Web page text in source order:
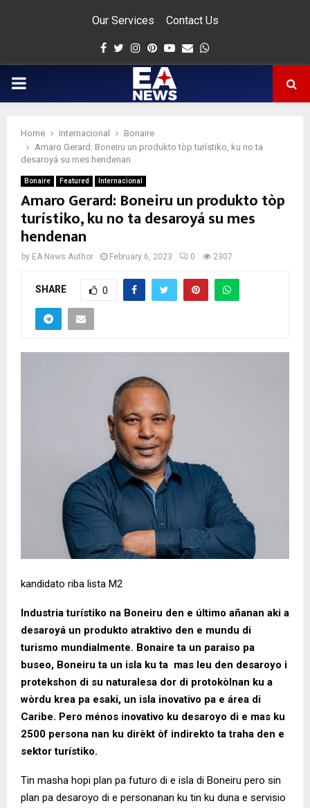
Our Services Contact Us
Facebook
Twitter
Instagram
Pinterest
Youtube
Email
PRIMARY
Home Internacional
Bonaire
Amaro Gerard: Boneiru un produkto tòp turístiko, ku no ta
desaroyá su mes hendenan
Bonaire Featured Internacional
Amaro Gerard: Boneiru un produkto tòp
turístiko, ku no ta desaroyá su mes
hendenan
by EA News Author February 6, 2023 0 2307
SHARE 0
kandidato riba lista M2
Industria turístiko na Boneiru den e último añanan aki a
desaroyá un produkto atraktivo den e mundu di
turismo mundialmente. Bonaire ta un paraiso pa
buseo, Boneiru ta un isla ku ta mas leu den desaroyo i
protekshon di su naturalesa dor di protokòlnan ku a
wòrdu krea pa esaki, un isla inovativo pa e área di
Caribe. Pero ménos inovativo ku desaroyo di e mas ku
2500 persona nan ku dirèkt òf indirekto ta traha den e
sektor turístiko.
Tin masha hopi plan pa futuro di e isla di Boneiru pero sin
plan pa desaroyo di e personanan ku tin ku duna e servisio